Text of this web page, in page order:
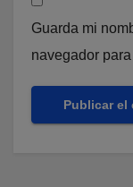
Guarda mi
navegador